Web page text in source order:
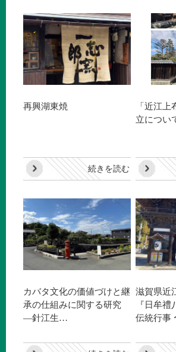
再興湖東焼
続きを読む
「近江
立につい
カバタ文化の価値づけと継
承の仕組みに関する研究
―針江生…
滋賀県近
『日牟
伝統行事